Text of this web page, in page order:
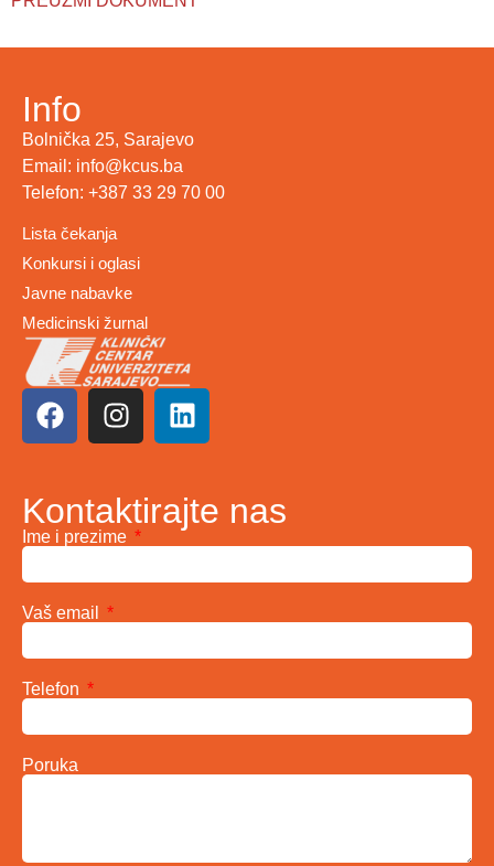
Info
Bolnička 25, Sarajevo
Email: info@kcus.ba
Telefon: +387 33 29 70 00
Lista čekanja
Konkursi i oglasi
Javne nabavke
Medicinski žurnal
Kontaktirajte nas
Ime i prezime
Vaš email
Telefon
Poruka